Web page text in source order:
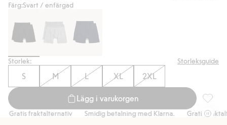
Färg:Svart / enfärgad
Storlek: Storleksguide
S M L XL 2XL
Lägg i varukorgen
Gratis fraktalternativ Smidig betalning med Klarna. Gratis